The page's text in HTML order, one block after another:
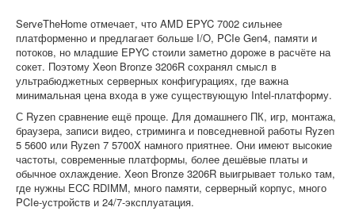
ServeTheHome отмечает, что AMD EPYC 7002 сильнее
платформенно и предлагает больше I/O, PCIe Gen4, памяти и
потоков, но младшие EPYC стоили заметно дороже в расчёте на
сокет. Поэтому Xeon Bronze 3206R сохранял смысл в
ультрабюджетных серверных конфигурациях, где важна
минимальная цена входа в уже существующую Intel-платформу.
С Ryzen сравнение ещё проще. Для домашнего ПК, игр, монтажа,
браузера, записи видео, стриминга и повседневной работы Ryzen
5 5600 или Ryzen 7 5700X намного приятнее. Они имеют высокие
частоты, современные платформы, более дешёвые платы и
обычное охлаждение. Xeon Bronze 3206R выигрывает только там,
где нужны ECC RDIMM, много памяти, серверный корпус, много
PCIe-устройств и 24/7-эксплуатация.